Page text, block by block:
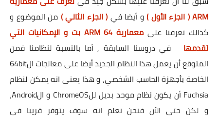
ARM ( الجزء الأول )
و أيضا في ( الجزء الثاني ) من الموضوع و
كذالك تعرفنا على
معمارية ARM 64 بت و الإمكانيات التي
تقدمها
في دروسنا السابقة , أما بالنسبة لنظامنا فمن
المتوقع أن يعمل هذا النظام الجديد أيضا على معالجات ال64bit
الخاصة بأجهزة الحاسب الشخصي، و هذا يعنى انه يمكن لنظام
Fuchsia أن يكون نظام موحد بديل للChromeOS و الAndroid،
و لكن حتى الآن فنحن نعلم انه سوف يتوفر قريبا فى